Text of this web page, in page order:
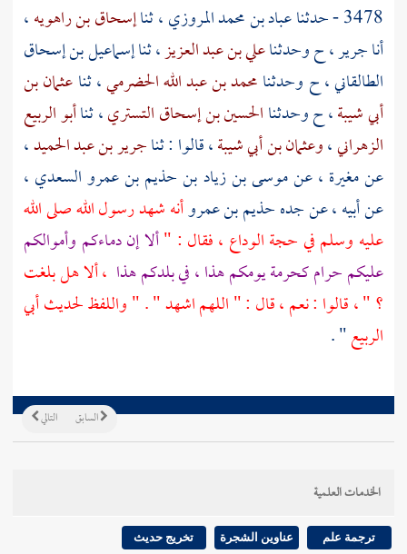
3478 - حدثنا
عباد بن محمد المروزي، ثناإسحاق بن راهويه،
أناجرير، ح وحدثناعلي بن عبد العزيز، ثناإسماعيل بن إسحاق
الطالقاني، ح وحدثنامحمد بن عبد الله الحضرمي، ثناعثمان بن
أبي شيبة، ح وحدثناالحسين بن إسحاق التستري، ثناأبو الربيع
الزهراني،وعثمان بن أبي شيبة، قالوا : ثناجرير بن عبد الحميد،
عنمغيرة ، عنموسى بن زياد بن حذيم بن عمرو السعدي ،
عن أبيه ، عن جدهحذيم بن عمروأنه شهد رسول الله صلى الله
عليه وسلم في حجة الوداع ، فقال : "ألا إن دماءكم وأموالكم
عليكم حرام كحرمة يومكم هذا ، في بلدكم هذا ، ألا هل بلغت
؟ " ، قالوا : نعم ، قال : " اللهم اشهد " . " واللفظ لحديثأبي
الربيع" .
التالي السابق
الخدمات العلمية
ترجمة علم عناوين الشجرة تخريج حديث